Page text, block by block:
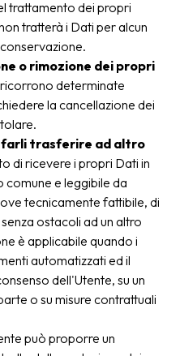
trattamento dei propri
tratterà i Dati per alcun
o rimozione dei propri
determinate
la cancellazione dei
farli trasferire ad altro
di ricevere i propri Dati in
e leggibile da
tecnicamente fattibile, di
ostacoli ad un altro
è applicabile quando i
automatizzati ed il
dell'Utente, su un
o su misure contrattuali
può proporre un